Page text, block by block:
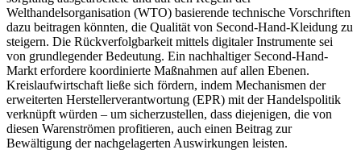
Welthandelsorganisation (WTO) basierende technische Vorschriften
dazu beitragen könnten, die Qualität von Second-Hand-Kleidung zu
steigern. Die Rückverfolgbarkeit mittels digitaler Instrumente sei
von grundlegender Bedeutung. Ein nachhaltiger Second-Hand-
Markt erfordere koordinierte Maßnahmen auf allen Ebenen.
Kreislaufwirtschaft ließe sich fördern, indem Mechanismen der
erweiterten Herstellerverantwortung (EPR) mit der Handelspolitik
verknüpft würden – um sicherzustellen, dass diejenigen, die von
diesen Warenströmen profitieren, auch einen Beitrag zur
Bewältigung der nachgelagerten Auswirkungen leisten.